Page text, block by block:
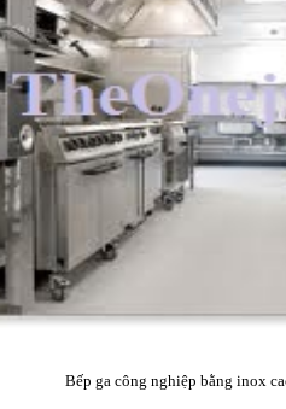
Bếp ga công nghiệp bằng inox